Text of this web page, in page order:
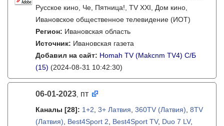
Русское кино, Че, Пятница!, TV XXI, Дом кино,
Ивановское общественное телевидение (ИОТ)
Регион: Ивановская область
Источник: Ивановская газета
Добавил на сайт: Homah TV (Makcnm TV4) C/Б
(15) (2024-08-31 10:42:30)
06-01-2023, пт
Каналы [28]: 1+2 3+ Латвия 360TV (Латвия) 8TV
(Латвия)
Best4Sport 2 Best4Sport TV, Duo 7 LV,